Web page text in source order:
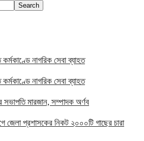
Search
নাগরিক সেবা ব্যাহত
নাগরিক সেবা ব্যাহত
মারজান, সম্পাদক অর্ণব
প্রশাসকের নিকট ২০০০টি গাছের চারা